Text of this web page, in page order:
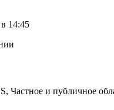
14:45
Частное и публичное